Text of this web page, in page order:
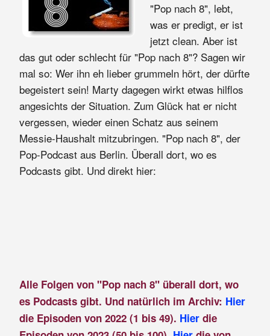
"Pop nach 8", lebt,
was er predigt, er ist
jetzt clean. Aber ist
das gut oder schlecht für "Pop nach 8"? Sagen wir
mal so: Wer ihn eh lieber grummeln hört, der dürfte
begeistert sein! Marty dagegen wirkt etwas hilflos
angesichts der Situation. Zum Glück hat er nicht
vergessen, wieder einen Schatz aus seinem
Messie-Haushalt mitzubringen. "Pop nach 8", der
Pop-Podcast aus Berlin. Überall dort, wo es
Podcasts gibt. Und direkt hier:
Alle Folgen von "Pop nach 8" überall dort, wo
es Podcasts gibt. Und natürlich im Archiv: Hier
die Episoden von 2022 (1 bis 49). Hierdie